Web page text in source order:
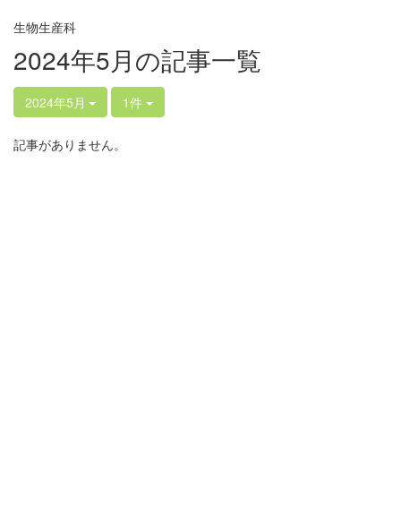
生物生産科
2024年5月の記事一覧
2024年5月 1件
記事がありません。